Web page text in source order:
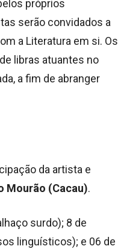
próprios
serão convidados a
a Literatura em si. Os
libras atuantes no
a fim de abranger
da artista e
Mourão (Cacau).
surdo); 8 de
linguísticos); e 06 de